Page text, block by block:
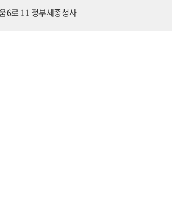
6로 11 정부세종청사